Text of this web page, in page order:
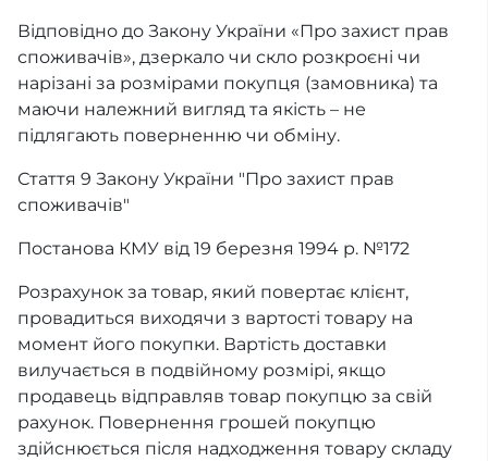
Відповідно до Закону України «Про захист прав
споживачів», дзеркало чи скло розкроєні чи
нарізані за розмірами покупця (замовника) та
маючи належний вигляд та якість – не
підлягають поверненню чи обміну.
Стаття 9 Закону України "Про захист прав
споживачів"
Постанова КМУ від 19 березня 1994 р. №172
Розрахунок за товар, який повертає клієнт,
провадиться виходячи з вартості товару на
момент його покупки. Вартість доставки
вилучається в подвійному розмірі, якщо
продавець відправляв товар покупцю за свій
рахунок. Повернення грошей покупцю
здійснюється після надходження товару складу